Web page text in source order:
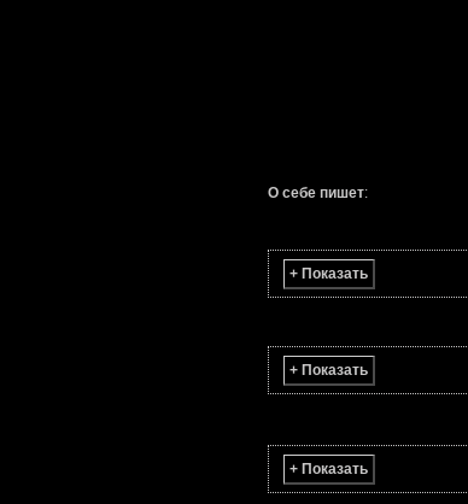
О себе пишет:
+ Показать
+ Показать
+ Показать